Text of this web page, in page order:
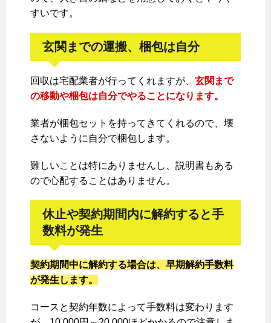
すいです。
玄関までの運搬、梱包は自分
回収は宅配業者が行ってくれますが、 玄関まで
の移動や梱包は自分でやることになります。
業者が梱包セットを持ってきてくれるので、壊
さないように自分で梱包します。
難しいことは特にありませんし、説明書もある
ので心配することはありません。
休止や契約期間内に解約すると手
数料が発生
契約期間中に解約する場合は、早期解約手数料
が発生します。
コースと契約年数によって手数料は変わります